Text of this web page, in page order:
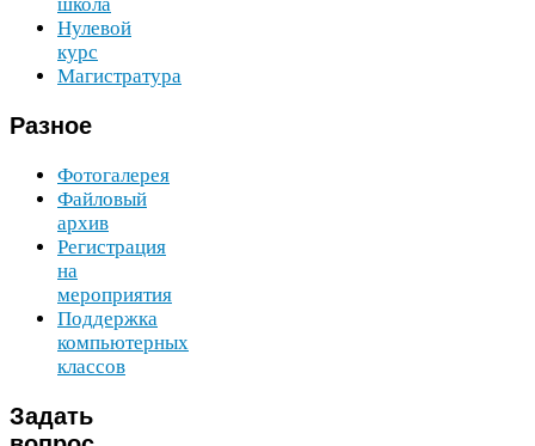
Нулевой
курс
Магистратура
Разное
Фотогалерея
Файловый
архив
Регистрация
на
мероприятия
Поддержка
компьютерных
классов
Задать